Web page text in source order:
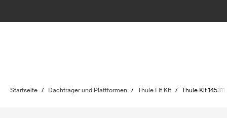
Startseite / Dachträger und Plattformen / Thule Fit Kit / Thule Kit 145311